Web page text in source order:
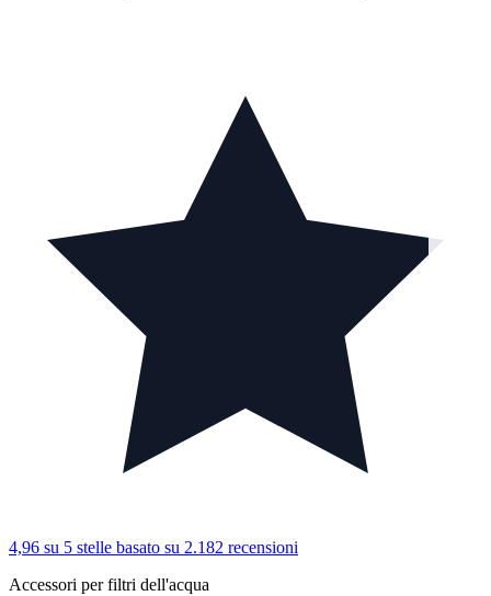
4,96 su 5 stelle basato su 2.182 recensioni
Accessori per filtri dell'acqua